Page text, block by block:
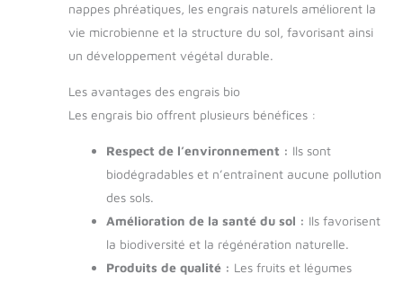
nappes phréatiques, les engrais naturels améliorent la
vie microbienne et la structure du sol, favorisant ainsi
un développement végétal durable.
Les avantages des engrais bio
Les engrais bio offrent plusieurs bénéfices :
Respect de l’environnement : Ils sont
biodégradables et n’entraînent aucune pollution
des sols.
Amélioration de la santé du sol : Ils favorisent
la biodiversité et la régénération naturelle.
Produits de qualité : Les fruits et légumes